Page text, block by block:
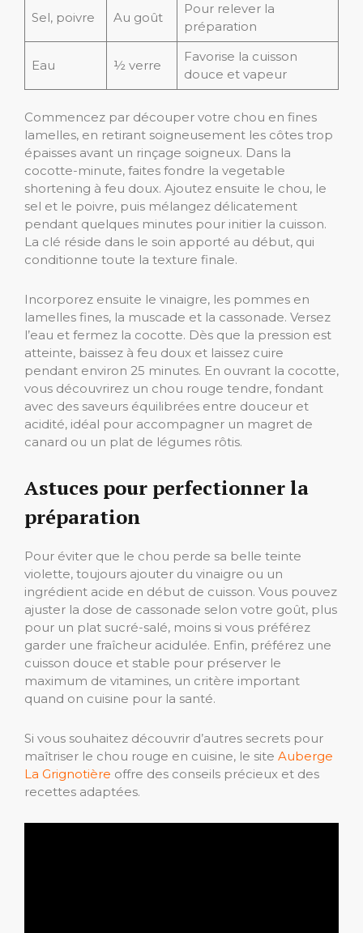
Sel, poivre Au goût
Pour relever la
préparation
Eau ½ verre
Favorise la cuisson
douce et vapeur
Commencez par découper votre chou en fines
lamelles, en retirant soigneusement les côtes trop
épaisses avant un rinçage soigneux. Dans la
cocotte-minute, faites fondre la vegetable
shortening à feu doux. Ajoutez ensuite le chou, le
sel et le poivre, puis mélangez délicatement
pendant quelques minutes pour initier la cuisson.
La clé réside dans le soin apporté au début, qui
conditionne toute la texture finale.
Incorporez ensuite le vinaigre, les pommes en
lamelles fines, la muscade et la cassonade. Versez
l’eau et fermez la cocotte. Dès que la pression est
atteinte, baissez à feu doux et laissez cuire
pendant environ 25 minutes. En ouvrant la cocotte,
vous découvrirez un chou rouge tendre, fondant
avec des saveurs équilibrées entre douceur et
acidité, idéal pour accompagner un magret de
canard ou un plat de légumes rôtis.
Astuces pour perfectionner la
préparation
Pour éviter que le chou perde sa belle teinte
violette, toujours ajouter du vinaigre ou un
ingrédient acide en début de cuisson. Vous pouvez
ajuster la dose de cassonade selon votre goût, plus
pour un plat sucré-salé, moins si vous préférez
garder une fraîcheur acidulée. Enfin, préférez une
cuisson douce et stable pour préserver le
maximum de vitamines, un critère important
quand on cuisine pour la santé.
Si vous souhaitez découvrir d’autres secrets pour
maîtriser le chou rouge en cuisine, le site Auberge
La Grignotière offre des conseils précieux et des
recettes adaptées.